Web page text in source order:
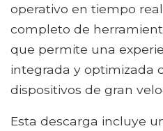
operativo en tiempo
completo de
que permite una
integrada y optimizada
dispositivos de gran
Esta descarga incluye